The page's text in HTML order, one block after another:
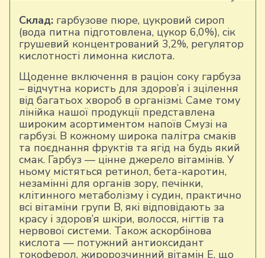
Склад: гарбузове пюре, цукровий сироп
(вода питна підготовлена, цукор 6,0%), сік
грушевий концентрований 3,2%, регулятор
кислотності лимонна кислота.
Щоденне включення в раціон соку гарбуза
– відчутна користь для здоров’я і зцілення
від багатьох хвороб в організмі. Саме тому
лінійка нашої продукції представлена
широким асортиментом напоїв Смузі на
гарбузі. В кожному широка палітра смаків
та поєднання фруктів та ягід на будь який
смак. Гарбуз — цінне джерело вітамінів. У
ньому містяться ретинол, бета-каротин,
незамінні для органів зору, печінки,
клітинного метаболізму і судин, практично
всі вітаміни групи В, які відповідають за
красу і здоров’я шкіри, волосся, нігтів та
нервової системи. Також аскорбінова
кислота — потужний антиоксидант
токоферол, жиророзчинний вітамін Е, що